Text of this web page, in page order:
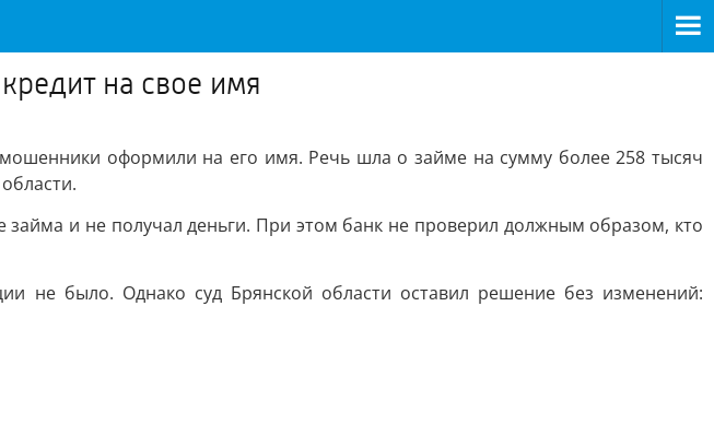
на свое имя
оформили на его имя. Речь шла о займе на сумму более 258 тысяч
и не получал деньги. При этом банк не проверил должным образом, кто
не было. Однако суд Брянской области оставил решение без изменений: